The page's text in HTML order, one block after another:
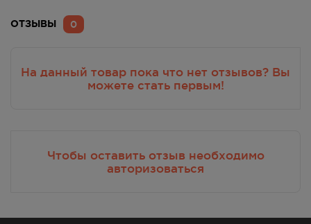
0
ОТЗЫВЫ
Чтобы оставить отзыв необходимо
авторизоваться
На данный товар пока что нет отзывов? Вы
можете стать первым!